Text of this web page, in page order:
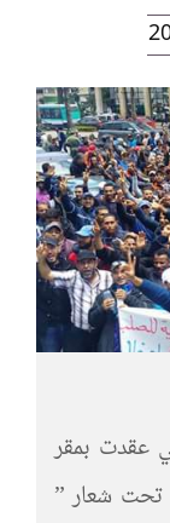
عقدت بمقر
تحت شعار ”